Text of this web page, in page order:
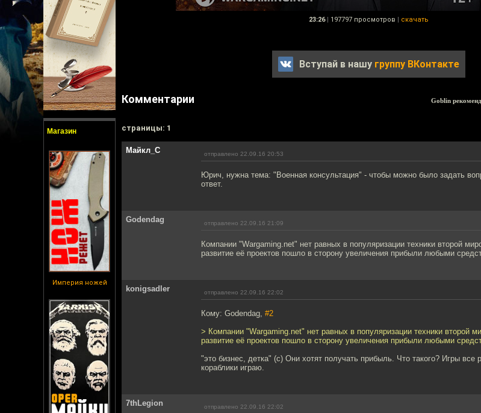
Магазин
Империя ножей
23:26 | 197797 просмотров | скачать
Вступай в нашу группу ВКонтакте
Комментарии Goblin
cтраницы: 1
Майкл_С отправлено 22.09.16 20:53
Юрич, нужна тема: "Военная консультация" - чтобы можно было задать
ответ.
Godendag отправлено 22.09.16 21:09
Компании "Wargaming.net" нет равных в популяризации техники второй
развитие её проектов пошло в сторону увеличения прибыли любыми
konigsadler отправлено 22.09.16 22:02
Кому: Godendag, #2
> Компании "Wargaming.net" нет равных в популяризации техники второй
развитие её проектов пошло в сторону увеличения прибыли любыми
"это бизнес, детка" (с) Они хотят получать прибыль. Что такого? Игры все
кораблики играю.
7thLegion отправлено 22.09.16 22:02